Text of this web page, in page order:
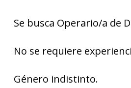
Se busca Operario/a de
No se requiere
Género indistinto.